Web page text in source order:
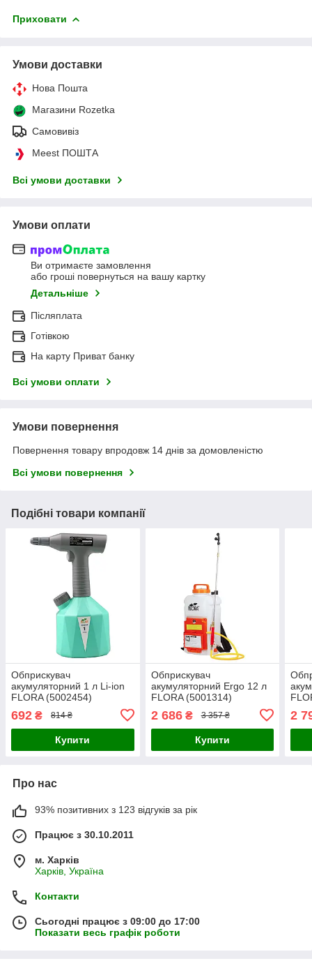
Приховати
Умови доставки
Нова Пошта
Магазини Rozetka
Самовивіз
Meest ПОШТА
Всі умови доставки
Умови оплати
Ви отримаєте замовлення
або гроші повернуться на вашу картку
Детальніше
Післяплата
Готівкою
На карту Приват банку
Всі умови оплати
Умови повернення
Повернення товару впродовж 14 днів за домовленістю
Всі умови повернення
Подібні товари компанії
Обприскувач
акумуляторний 1 л Li-ion
FLORA (5002454)
692 ₴ 814 ₴
Купити
Обприскувач
акумуляторний Ergo 12 л
FLORA (5001314)
2 686₴ 3 357 ₴
Купити
2
Про нас
93% позитивних з 123 відгуків за рік
Працює з 30.10.2011
м. Харків
Харків, Україна
Контакти
Сьогодні працює з 09:00 до 17:00
Показати весь графік роботи